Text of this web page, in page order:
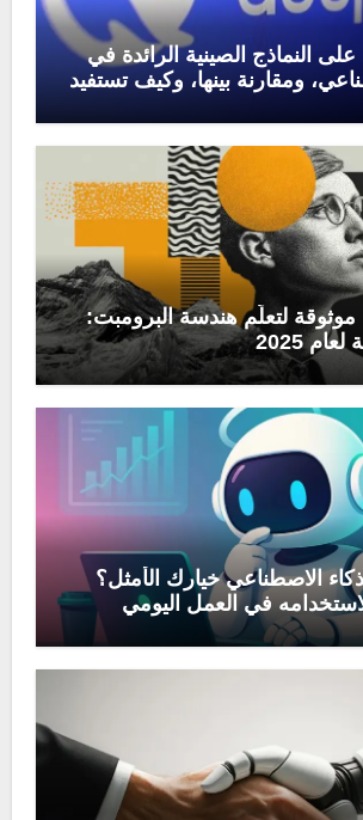
النماذج الصينية الرائدة في
ومقارنة بينها، وكيف تستفيد
موثوقة لتعلّم هندسة البرومبت:
2025
الاصطناعي خيارك الأمثل؟
في العمل اليومي